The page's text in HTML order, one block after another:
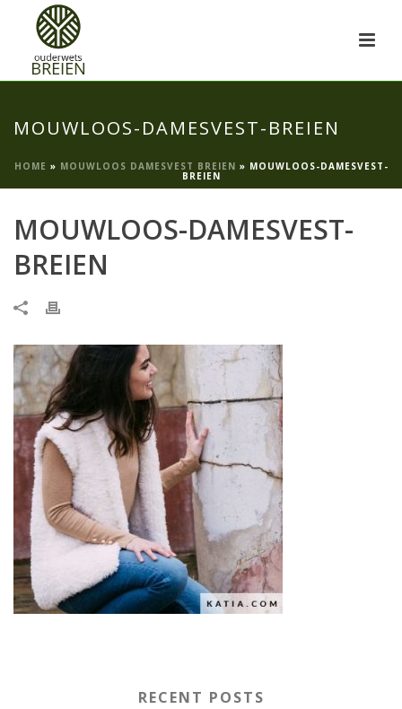
MOUWLOOS-DAMESVEST-BREIEN
HOME » MOUWLOOS DAMESVEST BREIEN » MOUWLOOS-DAMESVEST-
BREIEN
MOUWLOOS-DAMESVEST-
BREIEN
RECENT POSTS